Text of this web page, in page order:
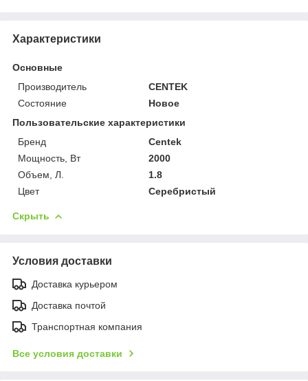
Характеристики
Основные
Производитель
CENTEK
Состояние
Новое
Пользовательские характеристики
Бренд
Centek
Мощность, Вт
2000
Объем, Л.
1.8
Цвет
Серебристый
Скрыть
Условия доставки
Доставка курьером
Доставка почтой
Транспортная компания
Все условия доставки